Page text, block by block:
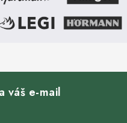
váš e-mail